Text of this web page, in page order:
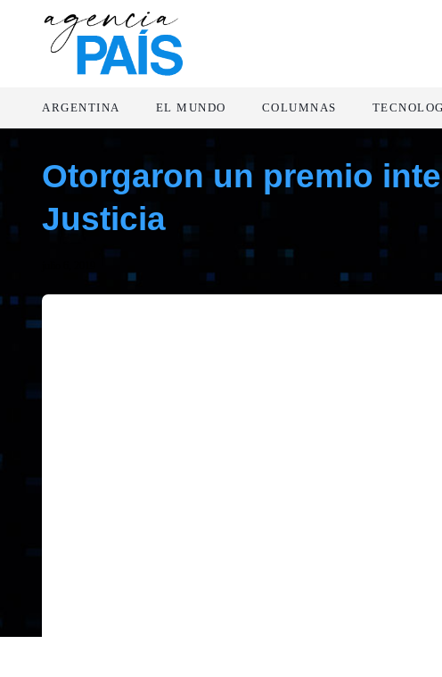
ARGENTINA EL MUNDO COLUMNAS
Otorgaron un premio
Justicia